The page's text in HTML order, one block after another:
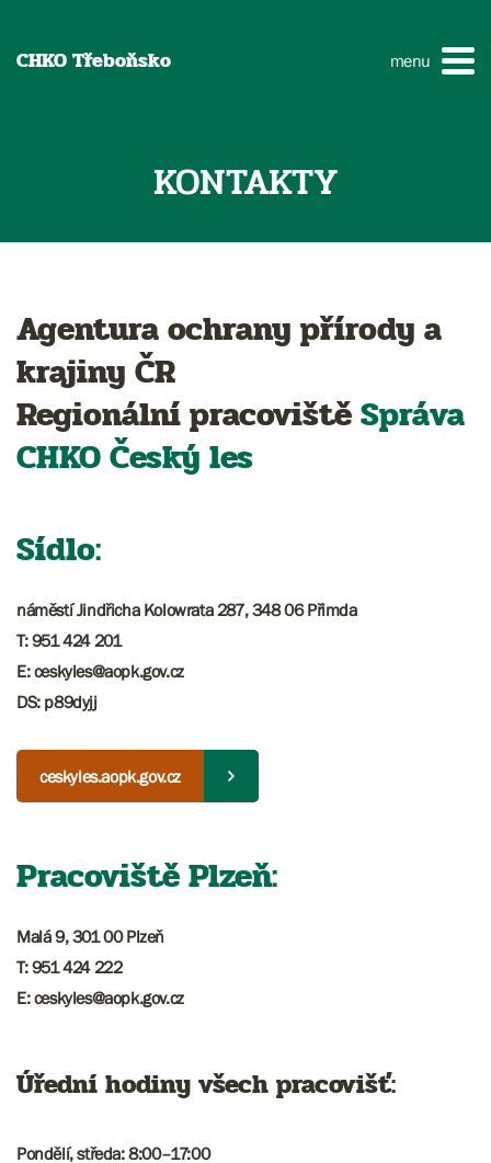
CHKO Třeboňsko menu
KONTAKTY
Agentura ochrany přírody a
krajiny ČR
Regionální pracovištěSpráva
CHKOČeský les
Sídlo:
náměstí Jindřicha Kolowrata 287, 348 06 Přimda
T: 951 424 201
​​​E: ceskyles@aopk.gov.cz
DS: p89dyjj
ceskyles.aopk.gov.cz
Pracoviště Plzeň:
Malá 9, 301 00 Plzeň
T: 951 424 222
E: ceskyles@aopk.gov.cz
Úřední hodiny všech pracovišť:
Pondělí, středa: 8:00–17:00